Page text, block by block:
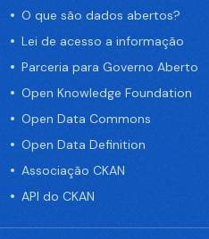
O que são dados abertos?
Lei de acesso a informação
Parceria para Governo Aberto
Open Knowledge Foundation
Open Data Commons
Open Data Definition
Associação CKAN
API do CKAN